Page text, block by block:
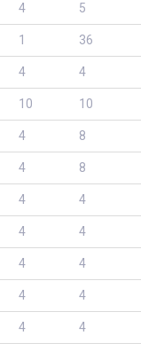
4 5
1 36
4 4
10 10
4 8
4 8
4 4
4 4
4 4
4 4
4 4